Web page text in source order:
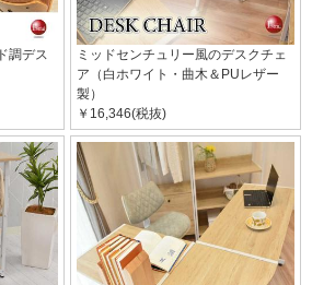
調デス
ミッドセンチュリー風のデスクチェ
ア（白ホワイト・曲木＆PUレザー
製）
￥16,346(税抜)